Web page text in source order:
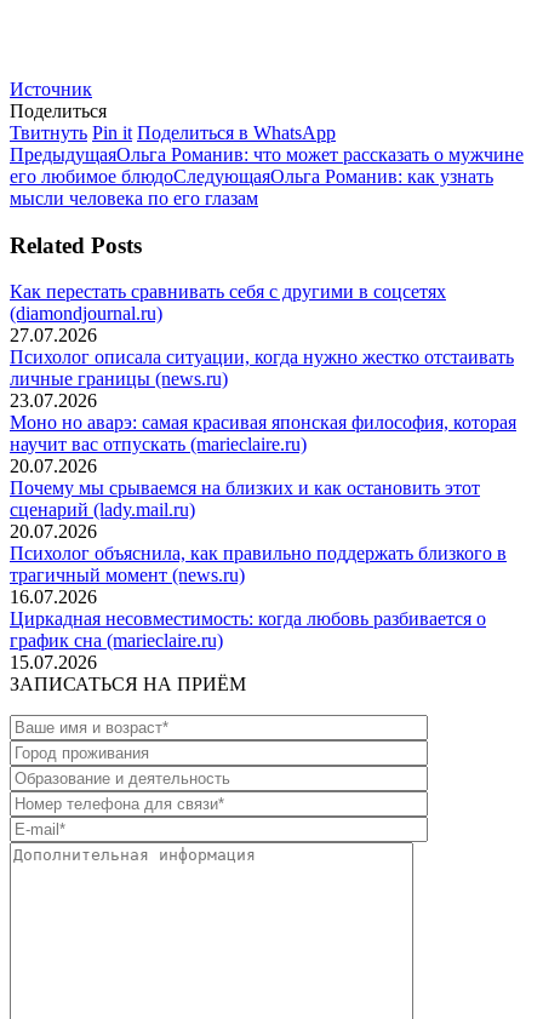
Источник
Поделиться
ТвитнутьПоделиться
в
Twitter
Pin itПоделиться
в
Pinterest
Поделиться в WhatsAppПоделиться
в
WhatsApp
Навигация
по
ПредыдущаяПредыдущая
запись:
Ольга Романив: что может рассказать о мужчине
его любимое блюдоСледующаяСледующая
Ольга Романив: как узнать
мысли человека по его глазам
Related Posts
Как перестать сравнивать себя с другими в соцсетях
(diamondjournal.ru)
27.07.2026
Психолог описала ситуации, когда нужно жестко отстаивать
личные границы (news.ru)
23.07.2026
Моно но аварэ: самая красивая японская философия, которая
научит вас отпускать (marieclaire.ru)
20.07.2026
Почему мы срываемся на близких и как остановить этот
сценарий (lady.mail.ru)
20.07.2026
Психолог объяснила, как правильно поддержать близкого в
трагичный момент (news.ru)
16.07.2026
Циркадная несовместимость: когда любовь разбивается о
график сна (marieclaire.ru)
15.07.2026
ЗАПИСАТЬСЯ НА ПРИЁМ